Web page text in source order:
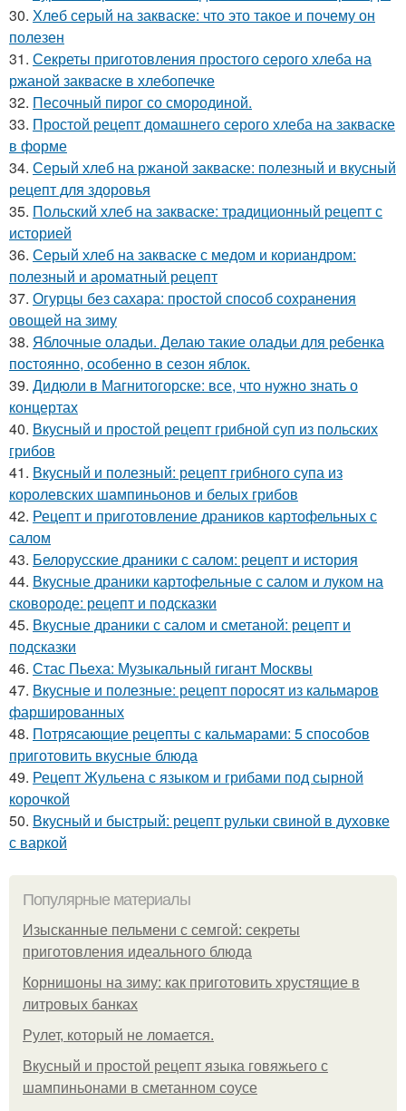
30. Хлеб серый на закваске: что это такое и почему он
полезен
31. Секреты приготовления простого серого хлеба на
ржаной закваске в хлебопечке
32. Песочный пирог со смородиной.
33. Простой рецепт домашнего серого хлеба на закваске
в форме
34. Серый хлеб на ржаной закваске: полезный и вкусный
рецепт для здоровья
35. Польский хлеб на закваске: традиционный рецепт с
историей
36. Серый хлеб на закваске с медом и кориандром:
полезный и ароматный рецепт
37. Огурцы без сахара: простой способ сохранения
овощей на зиму
38. Яблочные оладьи. Делаю такие оладьи для ребенка
постоянно, особенно в сезон яблок.
39. Дидюли в Магнитогорске: все, что нужно знать о
концертах
40. Вкусный и простой рецепт грибной суп из польских
грибов
41. Вкусный и полезный: рецепт грибного супа из
королевских шампиньонов и белых грибов
42. Рецепт и приготовление драников картофельных с
салом
43. Белорусские драники с салом: рецепт и история
44. Вкусные драники картофельные с салом и луком на
сковороде: рецепт и подсказки
45. Вкусные драники с салом и сметаной: рецепт и
подсказки
46. Стас Пьеха: Музыкальный гигант Москвы
47. Вкусные и полезные: рецепт поросят из кальмаров
фаршированных
48. Потрясающие рецепты с кальмарами: 5 способов
приготовить вкусные блюда
49. Рецепт Жульена с языком и грибами под сырной
корочкой
50. Вкусный и быстрый: рецепт рульки свиной в духовке
с варкой
Популярные материалы
Изысканные пельмени с семгой: секреты
приготовления идеального блюда
Корнишоны на зиму: как приготовить хрустящие в
литровых банках
Рулет, который не ломается.
Вкусный и простой рецепт языка говяжьего с
шампиньонами в сметанном соусе